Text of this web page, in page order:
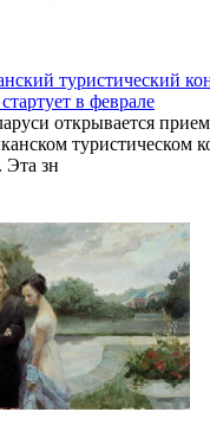
туристический
в феврале
открывается
туристическом
Эта зн